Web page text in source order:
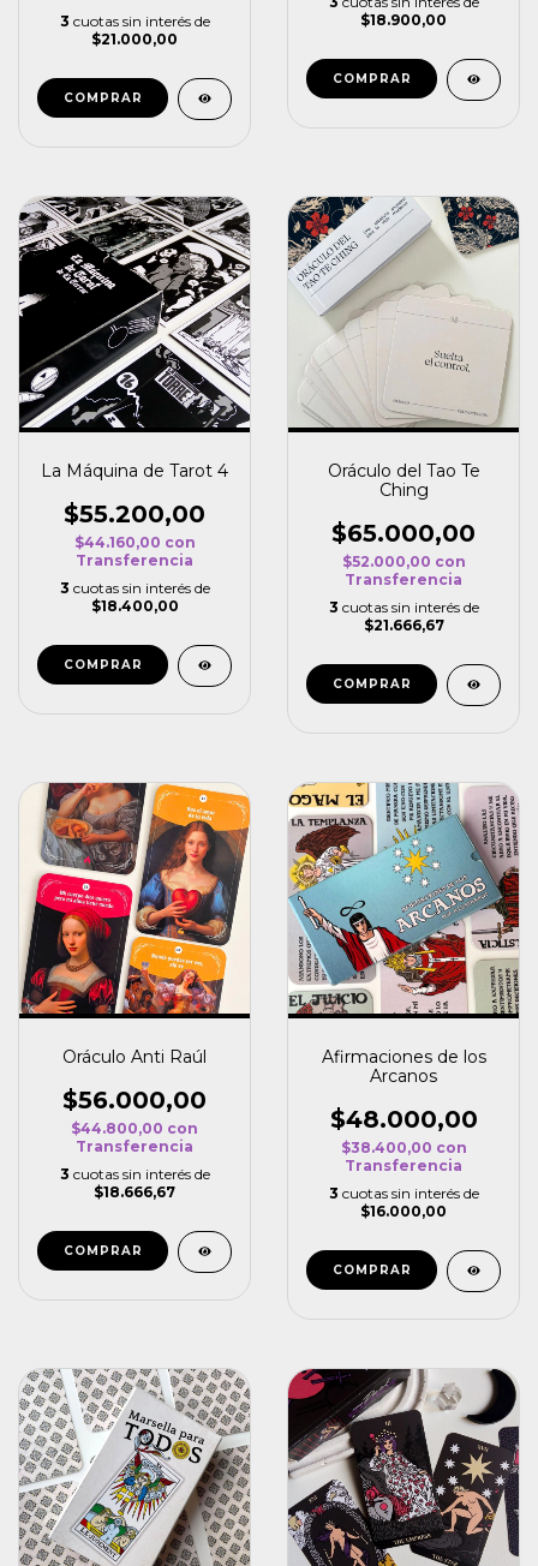
3 cuotas sin interés de
$21.000,00
$18.900,00
La Máquina de Tarot 4
$55.200,00
$44.160,00 con
Transferencia
3 cuotas sin interés de
$18.400,00
Oráculo del Tao Te
Ching
$65.000,00
$52.000,00 con
Transferencia
3 cuotas sin interés de
$21.666,67
Oráculo Anti Raúl
$56.000,00
$44.800,00 con
Transferencia
3 cuotas sin interés de
$18.666,67
Afirmaciones de los
Arcanos
$48.000,00
$38.400,00 con
Transferencia
3 cuotas sin interés de
$16.000,00